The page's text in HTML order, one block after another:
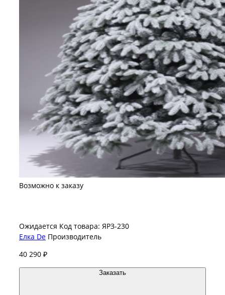
Возможно к заказу
Ожидается Код товара: ЯРЗ-230
Елка De Производитель
40 290 ₽
Заказать